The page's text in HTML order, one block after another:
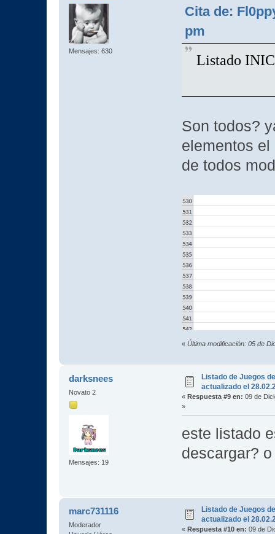
Mensajes: 630
Cita de:
pm
Listado
Son todos?
elementos
de todos
« Última modificación: 05 de
darksnees
Novato 2
Mensajes: 19
Listado de Juegos
actualizado el
« Respuesta #9 en: 09 de
»
este listado
descargar?
marc731116
Moderador
Listado de Juegos
actualizado el
« Respuesta #10 en: 09 de